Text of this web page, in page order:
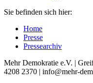
Sie befinden sich hier:
Home
Presse
Pressearchiv
Mehr Demokratie e.V. |
4208 2370 | info@mehr-